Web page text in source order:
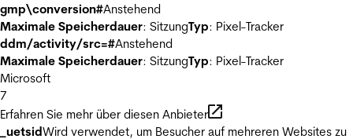
gmp\conversion#Anstehend
Maximale Speicherdauer: SitzungTyp: Pixel-Tracker
ddm/activity/src=#Anstehend
Maximale Speicherdauer: SitzungTyp: Pixel-Tracker
Microsoft
7
Erfahren Sie mehr über diesen Anbieter
_uetsidWird verwendet, um Besucher auf mehreren Websites zu